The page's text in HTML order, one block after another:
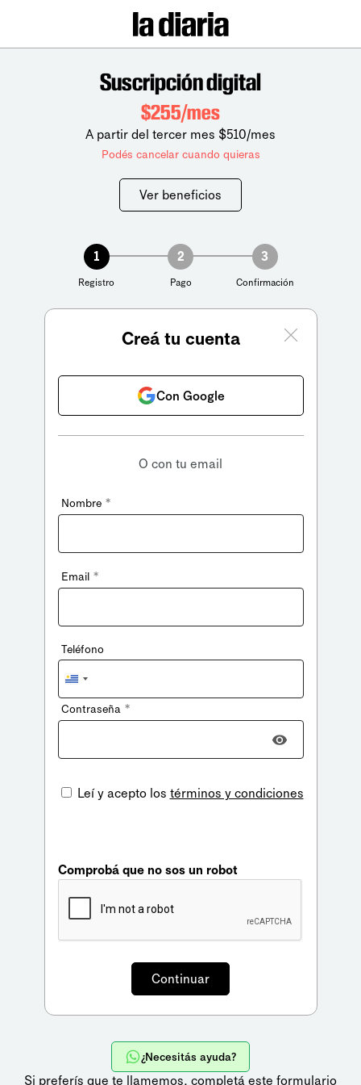
Suscripción digital
$255/mes
A partir del tercer mes $510/mes
Podés cancelar cuando quieras
Ver beneficios
1
Registro
2
Pago
3
Confirmación
Creá tu cuenta
Con Google
O con tu email
Nombre *
Email *
Teléfono
Uruguay
+598
Contraseña *
Leí y acepto los términos y condiciones
Comprobá que no sos un robot
¿Necesitás ayuda?
Si preferís que te llamemos, completá este formulario